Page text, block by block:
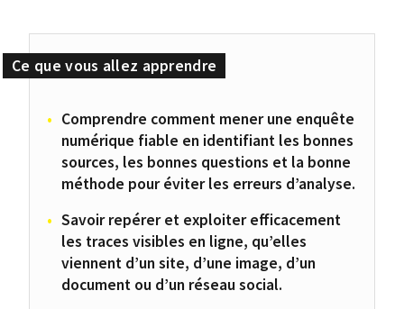
Comprendre comment mener une enquête
numérique fiable en identifiant les bonnes
sources, les bonnes questions et la bonne
méthode pour éviter les erreurs d’analyse.
Savoir repérer et exploiter efficacement
les traces visibles en ligne, qu’elles
viennent d’un site, d’une image, d’un
document ou d’un réseau social.